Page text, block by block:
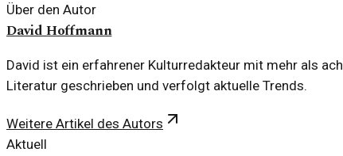
Über den Autor
David Hoffmann
David ist ein erfahrener Kulturredakteur mit mehr als
Literatur geschrieben und verfolgt aktuelle Trends.
Weitere Artikel des Autors
Aktuell